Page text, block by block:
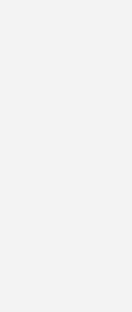
werden. In der
des Bundesverbandes des
Anforderungen und
§7a HwO
Handwerk geregelt.
Kooperationsmaßnahmen
Handwerk auf Landesebene gab
Baden-
Entwicklungen. Sowohl
relativ geringem Interesse an
am Markt. Der
berichtete von
und dass die
sich nach gründlicher Prüfung
verabschiedet hätten. Die
in der Lage, hoheitliche
Wartung und
als eventuelle